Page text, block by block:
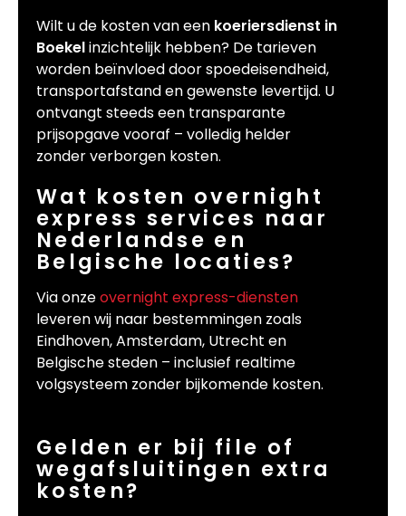
Wilt u de kosten van een koeriersdienst in
Boekelinzichtelijk hebben? De tarieven
worden beïnvloed door spoedeisendheid,
transportafstand en gewenste levertijd. U
ontvangt steeds een transparante
prijsopgave vooraf – volledig helder
zonder verborgen kosten.
Wat kosten overnight
express services naar
Nederlandse en
Belgische locaties?
Via onzeovernight express-diensten
leveren wij naar bestemmingen zoals
Eindhoven, Amsterdam, Utrecht en
Belgische steden – inclusief realtime
volgsysteem zonder bijkomende kosten.
Gelden er bij file of
wegafsluitingen extra
kosten?